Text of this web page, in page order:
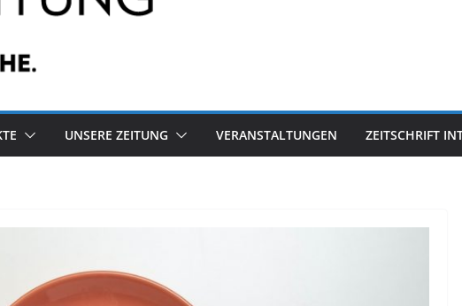
UNSERE ZEITUNG VERANSTALTUNGEN ZEITSCHRIFT